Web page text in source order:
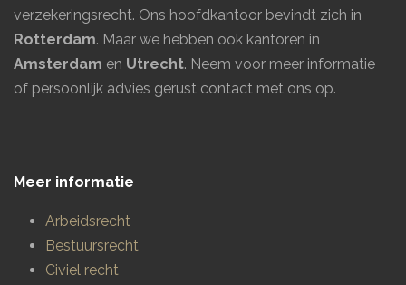
verzekeringsrecht. Ons hoofdkantoor bevindt zich in
Rotterdam. Maar we hebben ook kantoren in
Amsterdam en Utrecht. Neem voor meer informatie
of persoonlijk advies gerust contact met ons op.
Meer informatie
Arbeidsrecht
Bestuursrecht
Civiel recht